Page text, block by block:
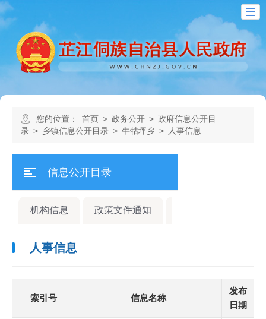
您的位置： 首页 > 政务公开 > 政府信息公开目
录 > 乡镇信息公开目录 > 牛牯坪乡 > 人事信息
信息公开目录
机构信息 政策文件通知
人事信息
索引号 信息名称
发布
日期